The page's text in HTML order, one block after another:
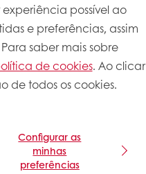
possível ao
e preferências, assim
saber mais sobre
de cookies. Ao clicar
de todos os cookies.
Configurar as
minhas
preferências